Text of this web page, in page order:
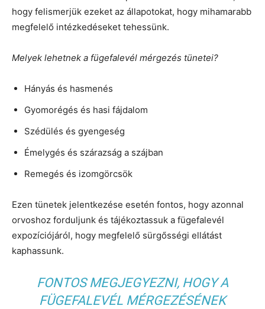
hogy felismerjük ezeket az állapotokat, hogy mihamarabb
megfelelő intézkedéseket tehessünk.
Melyek lehetnek a fügefalevél mérgezés tünetei?
Hányás és hasmenés
Gyomorégés és hasi fájdalom
Szédülés és gyengeség
Émelygés és szárazság a szájban
Remegés és izomgörcsök
Ezen tünetek jelentkezése esetén fontos, hogy azonnal
orvoshoz forduljunk és tájékoztassuk a fügefalevél
expozíciójáról, hogy megfelelő sürgősségi ellátást
kaphassunk.
FONTOS MEGJEGYEZNI, HOGY A
FÜGEFALEVÉL MÉRGEZÉSÉNEK